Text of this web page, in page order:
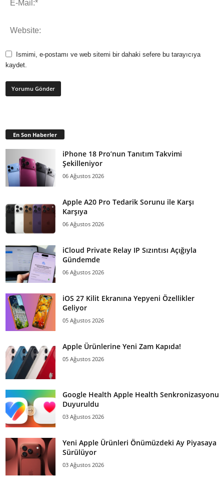
Ismimi, e-postamı ve web sitemi bir dahaki sefere bu tarayıcıya
kaydet.
En Son Haberler
iPhone 18 Pro’nun Tanıtım Takvimi
Şekilleniyor
06 Ağustos 2026
Apple A20 Pro Tedarik Sorunu ile Karşı
Karşıya
06 Ağustos 2026
iCloud Private Relay IP Sızıntısı Açığıyla
Gündemde
06 Ağustos 2026
iOS 27 Kilit Ekranına Yepyeni Özellikler
Geliyor
05 Ağustos 2026
Apple Ürünlerine Yeni Zam Kapıda!
05 Ağustos 2026
Google Health Apple Health Senkronizasyonu
Duyuruldu
03 Ağustos 2026
Yeni Apple Ürünleri Önümüzdeki Ay Piyasaya
Sürülüyor
03 Ağustos 2026